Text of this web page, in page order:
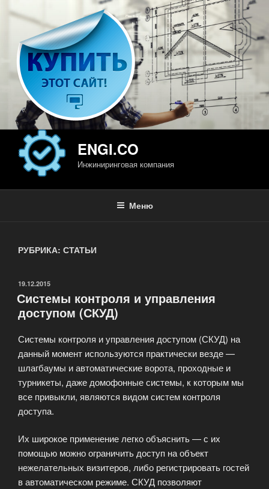
содержимому
ENGI.CO
Инжиниринговая компания
Меню
РУБРИКА: СТАТЬИ
ОПУБЛИКОВАНО
19.12.2015
Системы контроля и управления
доступом (СКУД)
Системы контроля и управления доступом (СКУД) на
данный момент используются практически везде —
шлагбаумы и автоматические ворота, проходные и
турникеты, даже домофонные системы, к которым мы
все привыкли, являются видом систем контроля
доступа.
Их широкое применение легко объяснить — с их
помощью можно ограничить доступ на объект
нежелательных визитеров, либо регистрировать гостей
в автоматическом режиме. СКУД позволяют